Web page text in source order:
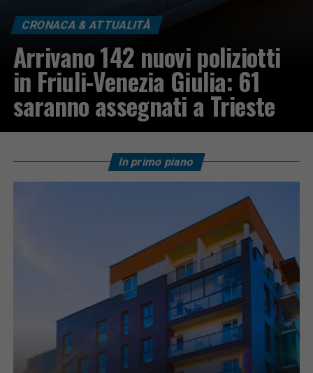
CRONACA & ATTUALITÀ
Arrivano 142 nuovi poliziotti
in Friuli-Venezia Giulia: 61
saranno assegnati a Trieste
In primo piano